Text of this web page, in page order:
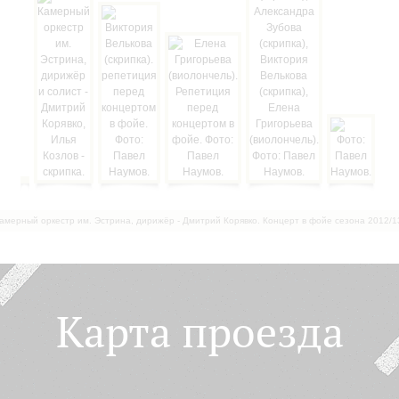
оркестр им. Эстрина, дирижёр - Дмитрий Корявко. Концерт в фойе сезона 2012/
Карта проезда